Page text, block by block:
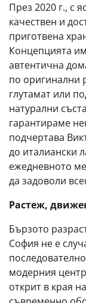
През 2020 г., с
качествен и
приготвена
Концепцията
автентична
по оригинални
глутамат или
натурални
гарантираме
подчертава
до италиански
ежедневното
да задоволи
Растеж,
Бързото
София не е
модерния
открит в края